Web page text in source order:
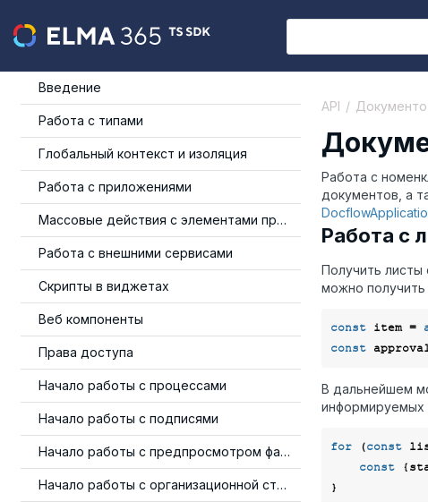
Введение
Работа с типами
Глобальный контекст и изоляция
Работа с приложениями
Массовые действия с элементами приложения
Работа с внешними сервисами
Скрипты в виджетах
Веб компоненты
Права доступа
Начало работы с процессами
Начало работы с подписями
Начало работы с предпросмотром файлов
Начало работы с организационной структурой
API
Работа с
документов, а
Работа с
Получить
можно получить
const item =
const
В дальнейшем
информируемых
for (const
const